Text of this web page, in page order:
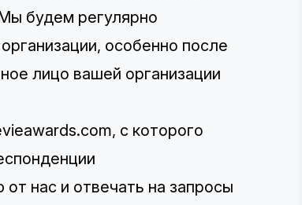
будем регулярно
особенно после
лицо вашей организации
, с которого
нас и отвечать на запросы